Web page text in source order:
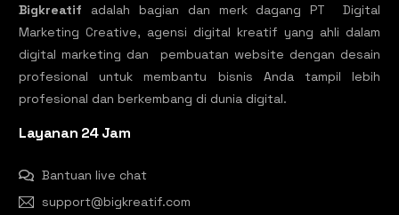
Bigkreatif adalah bagian dan merk dagang PT Digital
Marketing Creative, agensi digital kreatif yang ahli dalam
digital marketing dan pembuatan website dengan desain
profesional untuk membantu bisnis Anda tampil lebih
profesional dan berkembang di dunia digital.
Layanan 24 Jam
Bantuan live chat
support@bigkreatif.com